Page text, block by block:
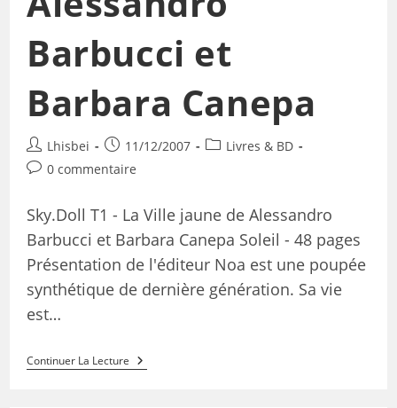
Barbucci et
Barbara Canepa
Lhisbei 11/12/2007
Livres & BD
0 commentaire
Sky.Doll T1 - La Ville jaune de Alessandro
Barbucci et Barbara Canepa Soleil - 48 pages
Présentation de l'éditeur Noa est une poupée
synthétique de dernière génération. Sa vie
est…
Continuer La Lecture